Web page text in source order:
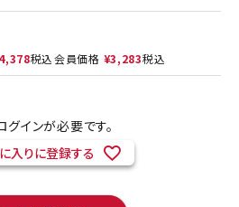
4,378税込会員価格 ¥3,283税込
インが必要です。
入りに登録する